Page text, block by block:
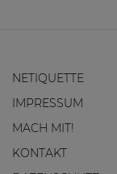
NETIQUETTE
IMPRESSUM
MACH MIT!
KONTAKT